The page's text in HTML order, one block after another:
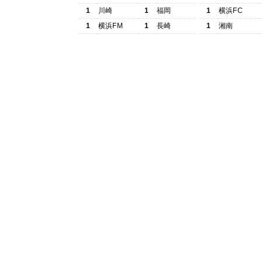
1
川崎 1
福岡
1
横浜FM 1 長崎
1
横浜FC
1
湘南